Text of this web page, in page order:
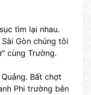
tìm lại nhau.
Gòn chúng tôi
cùng Trường.
Bất chợt
Phi trường bên